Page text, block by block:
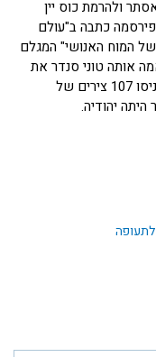
ולהרמת כוס יין
פירסמה כתבה ב"עולם
המוח האנושי" המגלם
שלום, אחווה ואנושיות. ב-1930 נאמה אותה טוני סנדר את
נאום הניצחון הראשון שלאחר הבחירות שהכניסו 107 צירים של
יהודיה.